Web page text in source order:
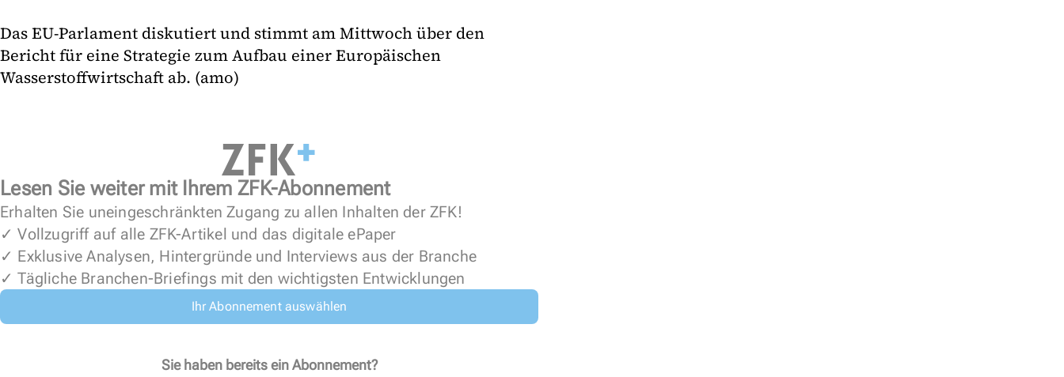
Das EU-Parlament diskutiert und stimmt am Mittwoch über den
Bericht für eine Strategie zum Aufbau einer Europäischen
Wasserstoffwirtschaft ab. (amo)
Lesen Sie weiter mit Ihrem ZFK-Abonnement
Erhalten Sie uneingeschränkten Zugang zu allen Inhalten der ZFK!
✓ Vollzugriff auf alle ZFK-Artikel und das digitale ePaper
✓ Exklusive Analysen, Hintergründe und Interviews aus der Branche
✓ Tägliche Branchen-Briefings mit den wichtigsten Entwicklungen
Ihr Abonnement auswählen
Sie haben bereits ein Abonnement?